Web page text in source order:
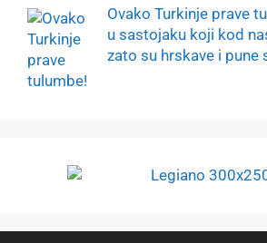
Ovako Turkinje prave
u sastojaku koji kod
zato su hrskave i pune